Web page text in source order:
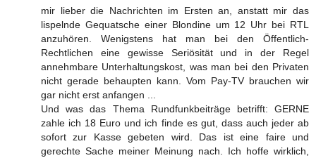
mir lieber die Nachrichten im Ersten an, anstatt mir das
lispelnde Gequatsche einer Blondine um 12 Uhr bei RTL
anzuhören. Wenigstens hat man bei den Öffentlich-
Rechtlichen eine gewisse Seriösität und in der Regel
annehmbare Unterhaltungskost, was man bei den Privaten
nicht gerade behaupten kann. Vom Pay-TV brauchen wir
gar nicht erst anfangen ...
Und was das Thema Rundfunkbeiträge betrifft: GERNE
zahle ich 18 Euro und ich finde es gut, dass auch jeder ab
sofort zur Kasse gebeten wird. Das ist eine faire und
gerechte Sache meiner Meinung nach. Ich hoffe wirklich,